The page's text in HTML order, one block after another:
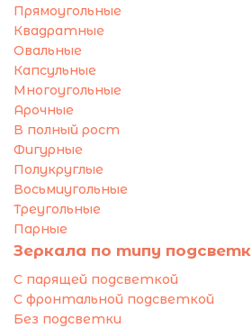
Прямоугольные
Квадратные
Овальные
Капсульные
Многоугольные
Арочные
В полный рост
Фигурные
Полукруглые
Восьмиугольные
Треугольные
Парные
Зеркала по типу
С парящей подсветкой
С фронтальной подсветкой
Без подсветки